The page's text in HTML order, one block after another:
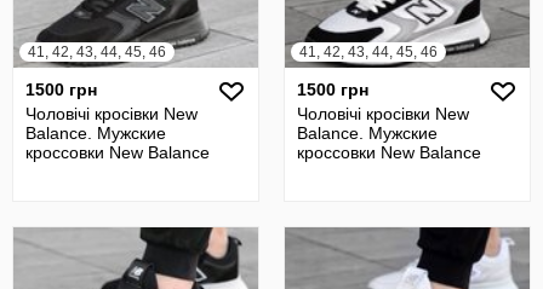
41, 42, 43, 44, 45, 46
1500 грн
Чоловічі кросівки New
Balance. Мужские
кроссовки New Balance
41, 42, 43, 44, 45, 46
1500 грн
Чоловічі кросівки New
Balance. Мужские
кроссовки New Balance